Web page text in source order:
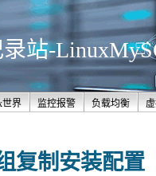
站-
世界 监控报警 负载均衡
复制安装配置